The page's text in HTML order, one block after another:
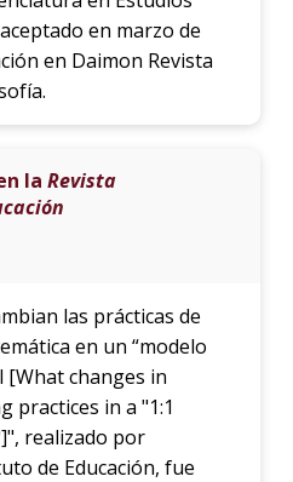
en marzo de
en Daimon Revista
la Revista
las prácticas de
en un “modelo
[What changes in
practices in a "1:1
realizado por
de Educación, fue